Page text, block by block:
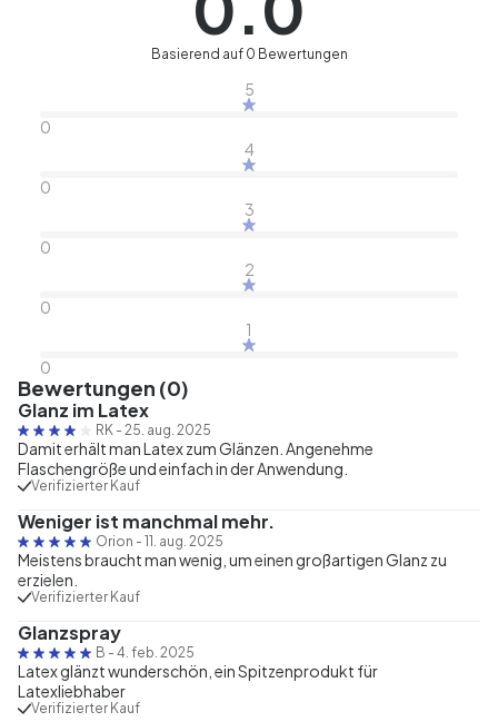
Basierend auf 0 Bewertungen
5
0
4
0
3
0
2
0
1
0
Bewertungen (0)
Glanz im Latex
RK - 25. aug. 2025
Damit erhält man Latex zum Glänzen. Angenehme
Flaschengröße und einfach in der Anwendung.
Verifizierter Kauf
Weniger ist manchmal mehr.
Orion - 11. aug. 2025
Meistens braucht man wenig, um einen großartigen Glanz zu
erzielen.
Verifizierter Kauf
Glanzspray
B - 4. feb. 2025
Latex glänzt wunderschön, ein Spitzenprodukt für
Latexliebhaber
Verifizierter Kauf